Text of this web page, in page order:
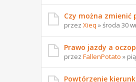
Czy można zmienić
przez Xieq » środa 30
Prawo jazdy a
przez FallenPotato »
Powtórzenie